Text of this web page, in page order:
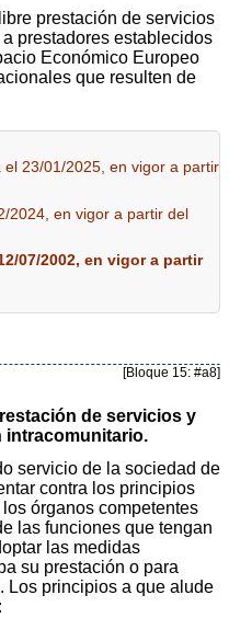
prestación de servicios
prestadores establecidos
Económico Europeo
que resulten de
23/01/2025, en vigor a partir
2024, en vigor a partir del
07/2002, en vigor a partir
[Bloque 15: #a8]
de servicios y
intracomunitario.
servicio de la sociedad de
contra los principios
órganos competentes
las funciones que tengan
las medidas
su prestación o para
Los principios a que alude